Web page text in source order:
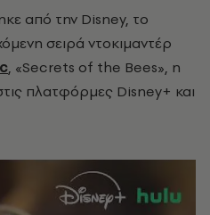
από την Disney, το
σειρά ντοκιμαντέρ
, «Secrets of the Bees», η
πλατφόρμες Disney+ και